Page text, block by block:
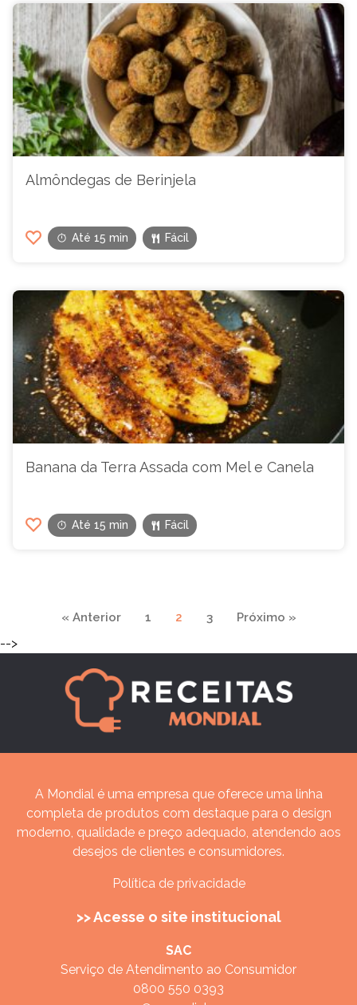
Almôndegas de Berinjela
Até 15 min Fácil
Banana da Terra Assada com Mel e Canela
Até 15 min Fácil
Navegação
« Anterior 1 2 3 Próximo »
-->
A Mondial é uma empresa que oferece uma linha
completa de produtos com destaque para o design
moderno, qualidade e preço adequado, atendendo aos
desejos de clientes e consumidores.
Política de privacidade
>> Acesse o site institucional
SAC
Serviço de Atendimento ao Consumidor
0800 550 0393